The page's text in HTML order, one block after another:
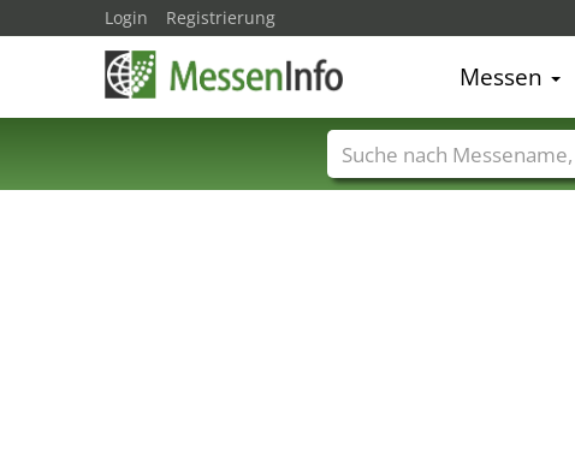
Login Registrierung
Messen
Messenamen Länder